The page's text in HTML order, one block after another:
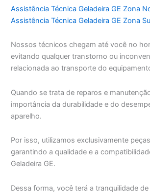
Assistência Técnica Geladeira GE Zona
Assistência Técnica Geladeira GE Zona
Nossos técnicos chegam até você no
evitando qualquer transtorno ou
relacionada ao transporte do
Quando se trata de reparos e
importância da durabilidade e do
aparelho.
Por isso, utilizamos exclusivamente
garantindo a qualidade e a
Geladeira GE.
Dessa forma, você terá a tranquilidade